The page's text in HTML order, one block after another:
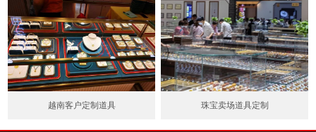
越南客户定制道具 珠宝卖场道具定制